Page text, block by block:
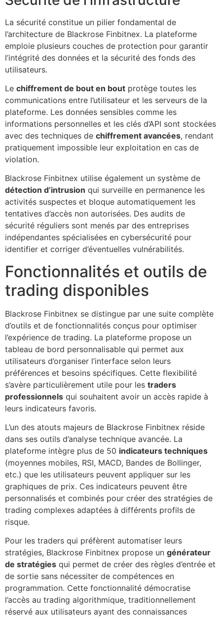
La sécurité constitue un pilier fondamental de
l’architecture de Blackrose Finbitnex. La plateforme
emploie plusieurs couches de protection pour garantir
l’intégrité des données et la sécurité des fonds des
utilisateurs.
Le chiffrement de bout en bout protège toutes les
communications entre l’utilisateur et les serveurs de la
plateforme. Les données sensibles comme les
informations personnelles et les clés d’API sont stockées
avec des techniques de chiffrement avancées, rendant
pratiquement impossible leur exploitation en cas de
violation.
Blackrose Finbitnex utilise également un système de
détection d’intrusion qui surveille en permanence les
activités suspectes et bloque automatiquement les
tentatives d’accès non autorisées. Des audits de
sécurité réguliers sont menés par des entreprises
indépendantes spécialisées en cybersécurité pour
identifier et corriger d’éventuelles vulnérabilités.
Fonctionnalités et outils de
trading disponibles
Blackrose Finbitnex se distingue par une suite complète
d’outils et de fonctionnalités conçus pour optimiser
l’expérience de trading. La plateforme propose un
tableau de bord personnalisable qui permet aux
utilisateurs d’organiser l’interface selon leurs
préférences et besoins spécifiques. Cette flexibilité
s’avère particulièrement utile pour les traders
professionnels qui souhaitent avoir un accès rapide à
leurs indicateurs favoris.
L’un des atouts majeurs de Blackrose Finbitnex réside
dans ses outils d’analyse technique avancée. La
plateforme intègre plus de 50 indicateurs techniques
(moyennes mobiles, RSI, MACD, Bandes de Bollinger,
etc.) que les utilisateurs peuvent appliquer sur les
graphiques de prix. Ces indicateurs peuvent être
personnalisés et combinés pour créer des stratégies de
trading complexes adaptées à différents profils de
risque.
Pour les traders qui préfèrent automatiser leurs
stratégies, Blackrose Finbitnex propose un générateur
de stratégies qui permet de créer des règles d’entrée et
de sortie sans nécessiter de compétences en
programmation. Cette fonctionnalité démocratise
l’accès au trading algorithmique, traditionnellement
réservé aux utilisateurs ayant des connaissances